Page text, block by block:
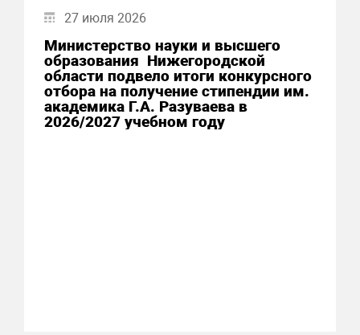
27 июля 2026
Министерство науки и высшего
образования Нижегородской
области подвело итоги конкурсного
отбора на получение стипендии им.
академика Г.А. Разуваева в
2026/2027 учебном году